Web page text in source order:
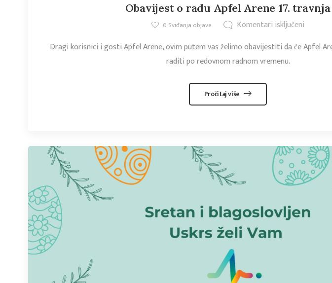
Obavijest o radu Apfel Arene 17. travnja
0 Sviđanja objave
Komentari isključeni
Dragi korisnici i gosti Apfel Arene, ovim putem vas želimo obavijestiti da će Apfel
raditi po redovnom radnom vremenu.
Pročitaj više